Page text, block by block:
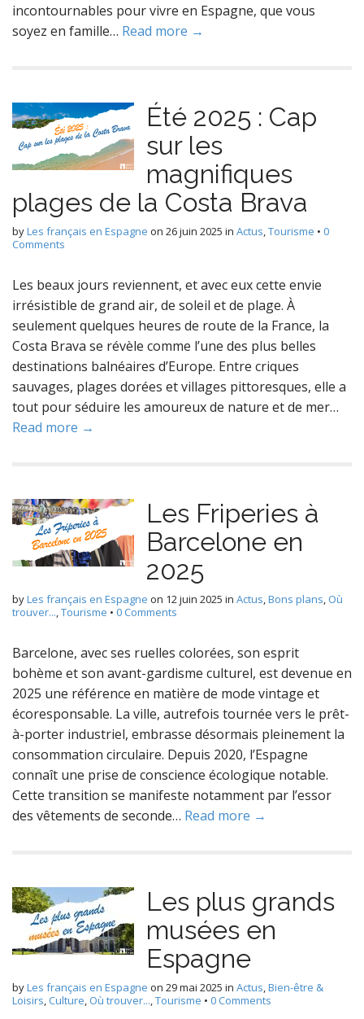
incontournables pour vivre en Espagne, que vous
soyez en famille… Read more →
Été 2025 : Cap
sur les
magnifiques
plages de la Costa Brava
byLes français en Espagne on 26 juin 2025 in Actus,Tourisme • 0
Comments
Les beaux jours reviennent, et avec eux cette envie
irrésistible de grand air, de soleil et de plage. À
seulement quelques heures de route de la France, la
Costa Brava se révèle comme l’une des plus belles
destinations balnéaires d’Europe. Entre criques
sauvages, plages dorées et villages pittoresques, elle a
tout pour séduire les amoureux de nature et de mer…
Read more →
Les Friperies à
Barcelone en
2025
byLes français en Espagne on 12 juin 2025 in Actus,Bons plans, Où
trouver...,Tourisme • 0 Comments
Barcelone, avec ses ruelles colorées, son esprit
bohème et son avant-gardisme culturel, est devenue en
2025 une référence en matière de mode vintage et
écoresponsable. La ville, autrefois tournée vers le prêt-
à-porter industriel, embrasse désormais pleinement la
consommation circulaire. Depuis 2020, l’Espagne
connaît une prise de conscience écologique notable.
Cette transition se manifeste notamment par l’essor
des vêtements de seconde… Read more →
Les plus grands
musées en
Espagne
byLes français en Espagne on 29 mai 2025 in Actus,Bien-être &
Loisirs, Culture, Où trouver...,Tourisme • 0 Comments